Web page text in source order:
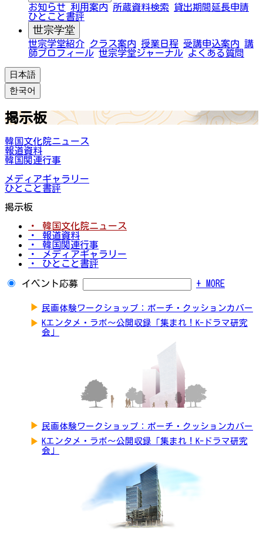
お知らせ 利用案内 所蔵資料検索
貸出期間延長申請
ひとこと書評
世宗学堂
世宗学堂紹介 クラス案内 授業日程 受講申込案内 講
師プロフィール 世宗学堂ジャーナル よくある質問
日本語
한국어
掲示板
韓国文化院ニュース
報道資料
韓国関連行事
メディアギャラリー
ひとこと書評
掲示板
・ 韓国文化院ニュース
・ 報道資料
・ 韓国関連行事
・ メディアギャラリー
・ ひとこと書評
イベント応募 + MORE
▶ 民画体験ワークショップ：ポーチ・クッションカバー
▶ Kエンタメ・ラボ～公開収録「集まれ！K-ドラマ研究
会」
▶ 民画体験ワークショップ：ポーチ・クッションカバー
▶ Kエンタメ・ラボ～公開収録「集まれ！K-ドラマ研究
会」